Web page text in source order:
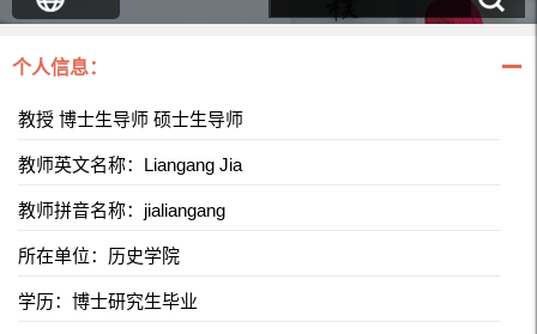
个人信息：
教授 博士生导师 硕士生导师
教师英文名称：Liangang Jia
教师拼音名称：jialiangang
所在单位：历史学院
学历：博士研究生毕业